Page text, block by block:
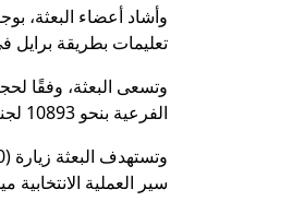
وأشاد أعضاء البعثة،
تعليمات بطريقة برايل
الفرعية بنحو 10893 لجنة.
سير العملية الانتخابية